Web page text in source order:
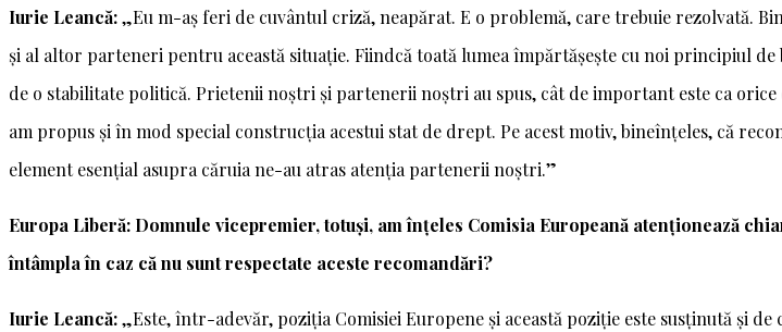
Iurie Leancă:„Eu m-aș feri de cuvântul criză, neapărat. E o problemă, care trebuie rezolvată.
și al altor parteneri pentru această situație. Fiindcă toată lumea împărtășește cu noi principiul
de o stabilitate politică. Prietenii noștri și partenerii noștri au spus, cât de important este ca
am propus și în mod special construcția acestui stat de drept. Pe acest motiv, bineînțeles, că
element esențial asupra căruia ne-au atras atenția partenerii noștri.”
Europa Liberă: Domnule vicepremier, totuși, am înțeles Comisia Europeană atenționează
întâmpla în caz că nu sunt respectate aceste recomandări?
Iurie Leancă:„Este, într-adevăr, poziția Comisiei Europene și această poziție este susținută și